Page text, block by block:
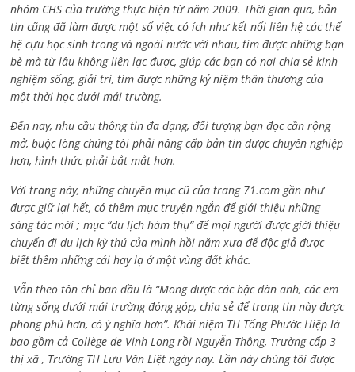
nhóm CHS của trường thực hiện từ năm 2009. Thời gian qua, bản
tin cũng đã làm được một số việc có ích như kết nối liên hệ các thế
hệ cựu học sinh trong và ngoài nước với nhau, tìm được những bạn
bè mà từ lâu không liên lạc được, giúp các bạn có nơi chia sẻ kinh
nghiệm sống, giải trí, tìm được những kỷ niệm thân thương của
một thời học dưới mái trường.
Đến nay, nhu cầu thông tin đa dạng, đối tượng bạn đọc cần rộng
mở, buộc lòng chúng tôi phải nâng cấp bản tin được chuyên nghiệp
hơn, hình thức phải bắt mắt hơn.
Với trang này, những chuyên mục cũ của trang 71.com gần như
được giữ lại hết, có thêm mục truyện ngắn để giới thiệu những
sáng tác mới ; mục “du lịch hàm thụ” để mọi người được giới thiệu
chuyến đi du lịch kỳ thú của mình hồi năm xưa để độc giả được
biết thêm những cái hay lạ ở một vùng đất khác.
Vẫn theo tôn chỉ ban đầu là “Mong được các bậc đàn anh, các em
từng sống dưới mái trường đóng góp, chia sẻ để trang tin này được
phong phú hơn, có ý nghĩa hơn”. Khái niệm TH Tống Phước Hiệp là
bao gồm cả Collège de Vinh Long rồi Nguyễn Thông, Trường cấp 3
thị xã , Trường TH Lưu Văn Liệt ngày nay. Lần này chúng tôi được